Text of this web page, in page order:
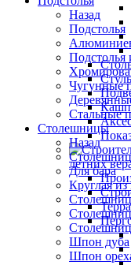
летних
Назад
Подстолья
Подстолья
Чугунные
Стальные
Столешницы
Назад
Для бара
Круглая
Шпон дуба
Шпон